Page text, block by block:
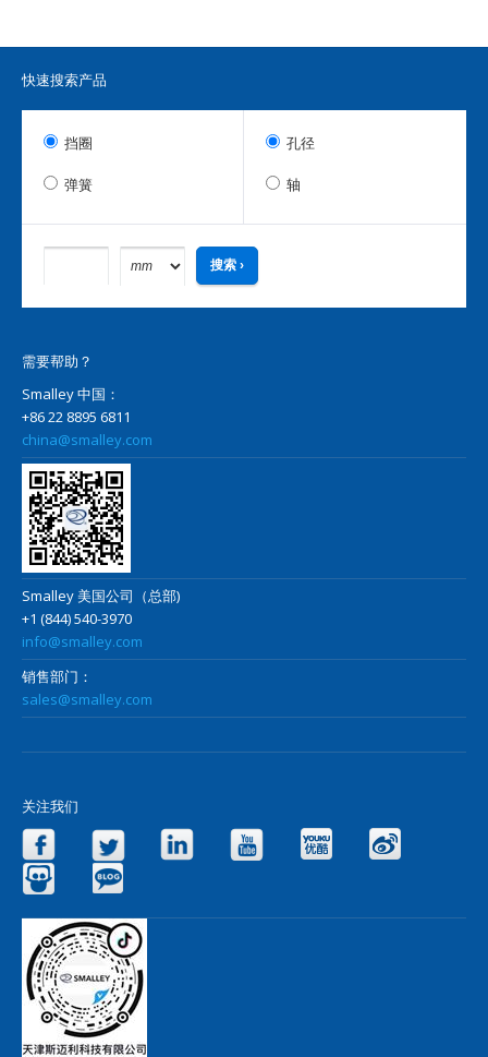
快速搜索产品
挡圈
弹簧
孔径
轴
需要帮助？
Smalley 中国：
+86 22 8895 6811
china@smalley.com
Smalley 美国公司（总部)
+1 (844) 540-3970
info@smalley.com
销售部门：
sales@smalley.com
关注我们
Facebook Twitter LinkedIn YouTube